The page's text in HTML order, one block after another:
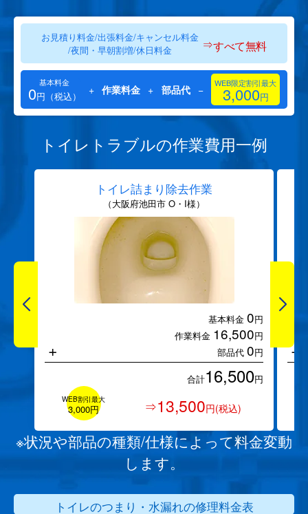
お見積り料金/出張料金/キャンセル料金
/夜間・早朝割増/休日料金
⇒すべて無料
基本料金
0円（税込） + 作業料金 + 部品代 − WEB限定割引最大
3,000円
トイレトラブルの作業費用一例
トイレ詰まり除去作業
（大阪府池田市 O・I様）
基本料金 0円
作業料金 16,500円
部品代 0円
+
合計16,500円
WEB割引最大
3,000円 ⇒13,500円(税込)
+
※状況や部品の種類/仕様によって料金変動
します。
トイレのつまり・水漏れの修理料金表